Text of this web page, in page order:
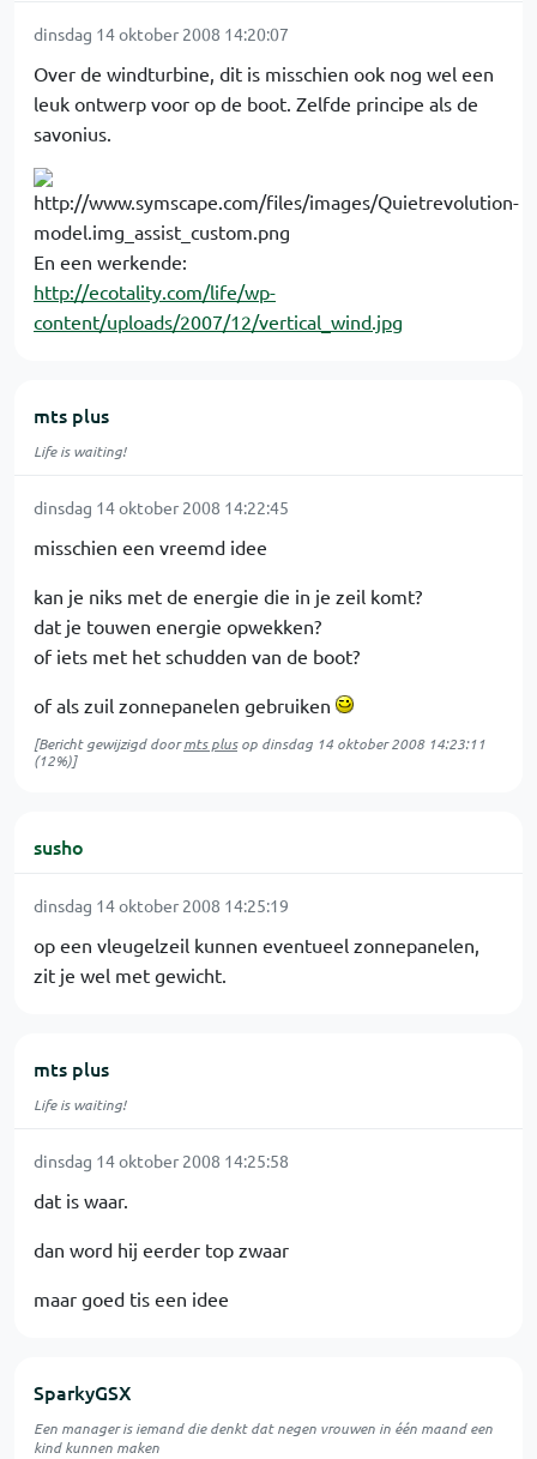
dinsdag 14 oktober 2008 14:20:07
Over de windturbine, dit is misschien ook nog wel een
leuk ontwerp voor op de boot. Zelfde principe als de
savonius.
En een werkende:
http://ecotality.com/life/wp-
content/uploads/2007/12/vertical_wind.jpg
mts plus
Life is waiting!
dinsdag 14 oktober 2008 14:22:45
misschien een vreemd idee
kan je niks met de energie die in je zeil komt?
dat je touwen energie opwekken?
of iets met het schudden van de boot?
of als zuil zonnepanelen gebruiken
[Bericht gewijzigd doormts plusop dinsdag 14 oktober 2008 14:23:11
(12%)]
susho
dinsdag 14 oktober 2008 14:25:19
op een vleugelzeil kunnen eventueel zonnepanelen,
zit je wel met gewicht.
mts plus
Life is waiting!
dinsdag 14 oktober 2008 14:25:58
dat is waar.
dan word hij eerder top zwaar
maar goed tis een idee
SparkyGSX
Een manager is iemand die denkt dat negen vrouwen in één maand een
kind kunnen maken